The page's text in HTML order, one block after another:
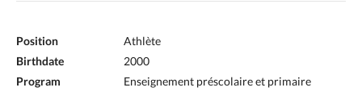
Position
Athlète
Birthdate
2000
Program
Enseignement préscolaire et primaire